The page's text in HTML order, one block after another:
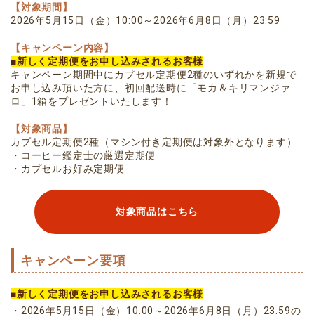
【対象期間】
2026年5月15日（金）10:00～2026年6月8日（月）23:59​​
【キャンペーン内容】
■新しく定期便をお申し込みされるお客様
キャンペーン期間中にカプセル定期便2種のいずれかを新規で
お申し込み頂いた方に、​初回配送時に「モカ＆キリマンジァ
ロ」1箱をプレゼントいたします！​
【対象商品】
カプセル定期便2種（マシン付き定期便は対象外となります）
・コーヒー鑑定士の厳選定期便
・カプセルお好み定期便
対象商品はこちら
キャンペーン要項
■新しく定期便をお申し込みされるお客様
・2026年5月15日（金）10:00～2026年6月8日（月）23:59​の